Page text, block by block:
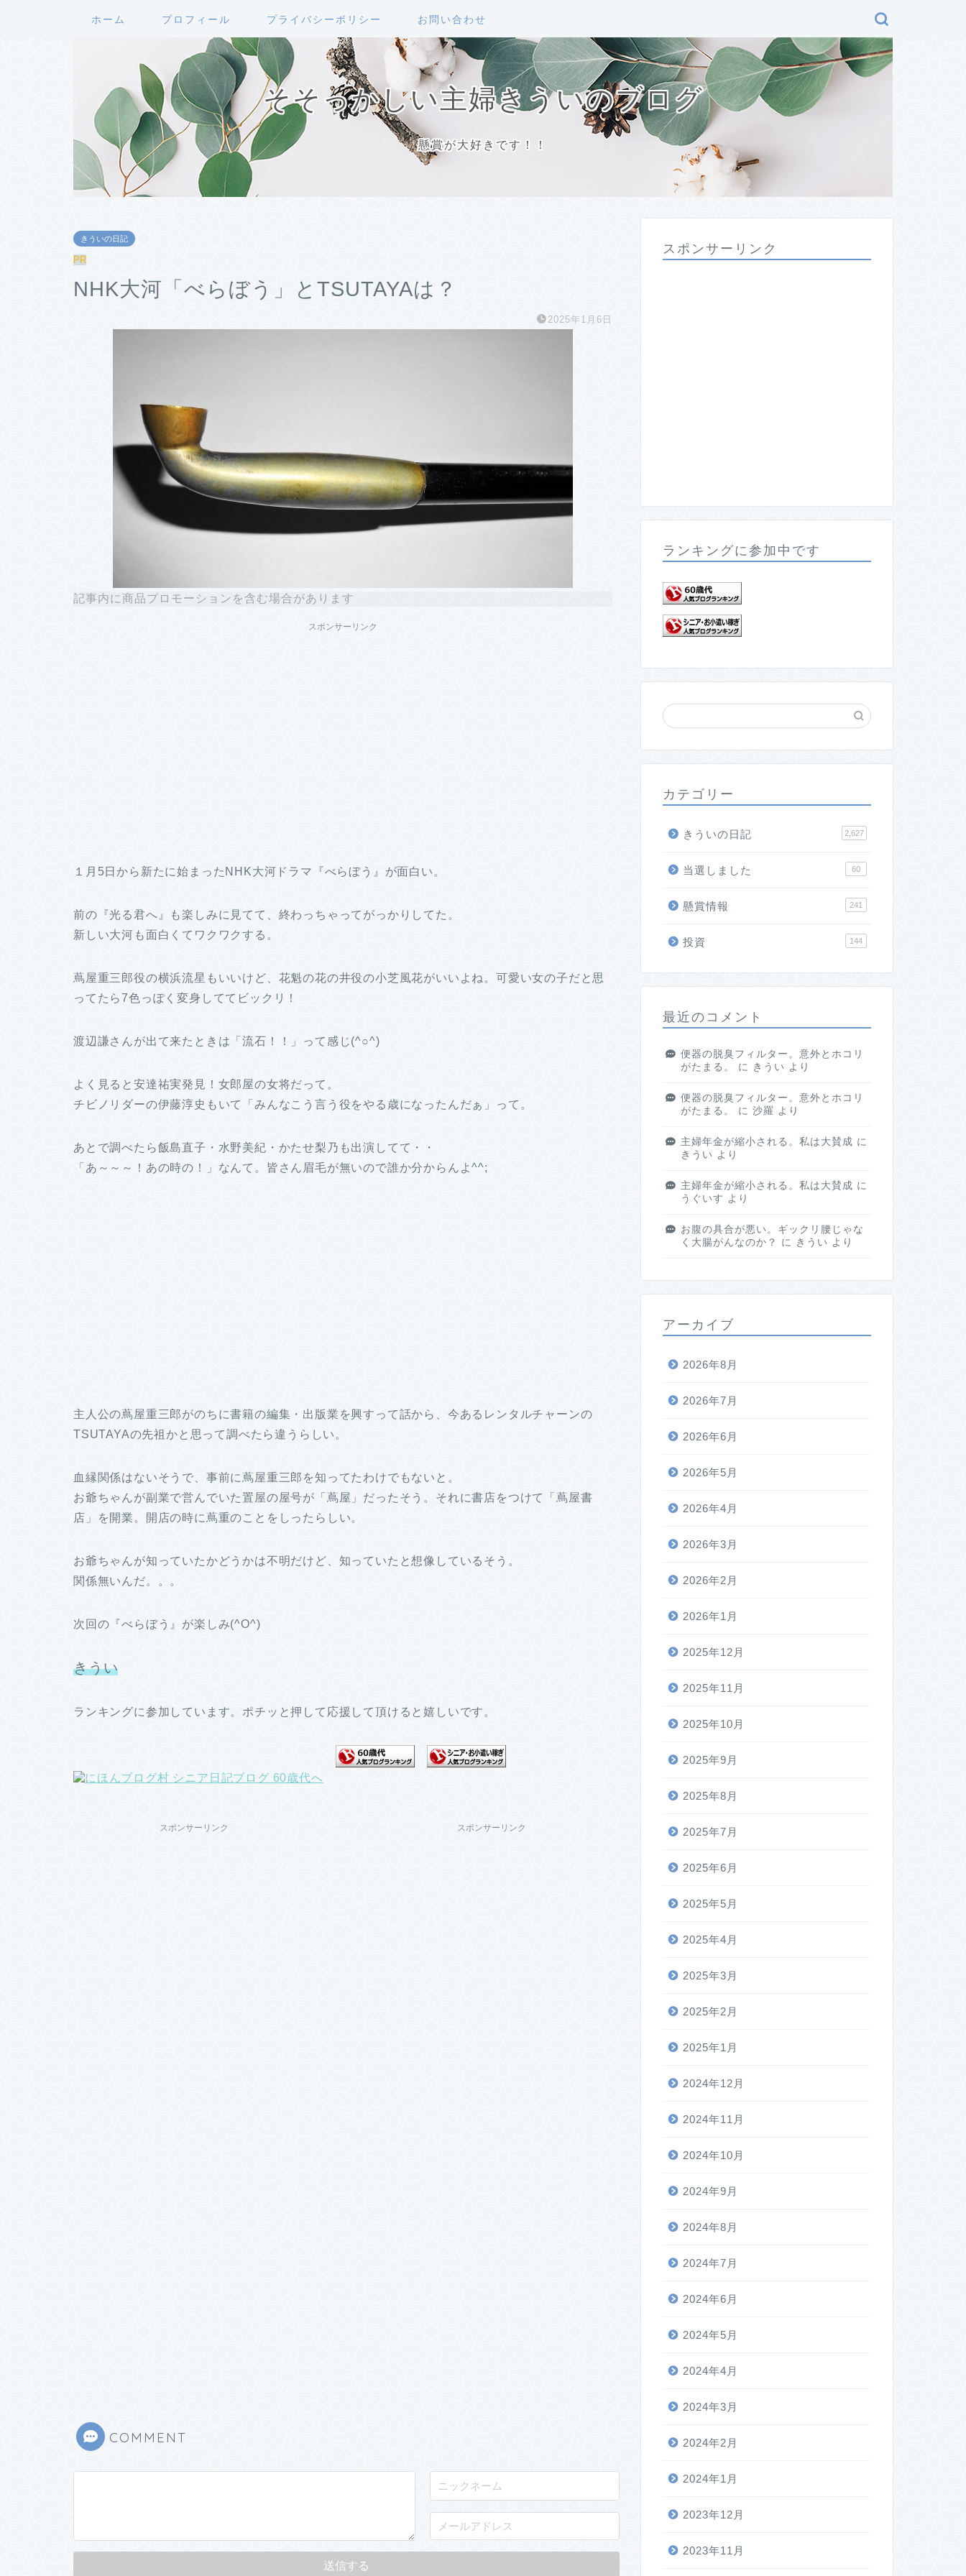
ホーム プロフィール プライバシーポリシー お問い合わせ
そそっかしい主婦きういのブログ
懸賞が大好きです！！
きういの日記
PR
NHK大河「べらぼう」とTSUTAYAは？
2025年1月6日
記事内に商品プロモーションを含む場合があります
スポンサーリンク
１月5日から新たに始まったNHK大河ドラマ『べらぼう』が面白い。
前の『光る君へ』も楽しみに見てて、終わっちゃってがっかりしてた。
新しい大河も面白くてワクワクする。
蔦屋重三郎役の横浜流星もいいけど、花魁の花の井役の小芝風花がいいよね。 可愛い女の子だと思
ってたら7色っぽく変身しててビックリ！
渡辺謙さんが出て来たときは「流石！！」って感じ(^○^)
よく見ると安達祐実発見！女郎屋の女将だって。
チビノリダーの伊藤淳史もいて「みんなこう言う役をやる歳になったんだぁ」って。
あとで調べたら飯島直子・水野美紀・かたせ梨乃も出演してて・・
「あ～～～！あの時の！」なんて。皆さん眉毛が無いので誰か分からんよ^^;
主人公の蔦屋重三郎がのちに書籍の編集・出版業を興すって話から、今あるレンタルチャーンの
TSUTAYAの先祖かと思って調べたら違うらしい。
血縁関係はないそうで、事前に蔦屋重三郎を知ってたわけでもないと。
お爺ちゃんが副業で営んでいた置屋の屋号が「蔦屋」だったそう。それに書店をつけて「蔦屋書
店」を開業。開店の時に蔦重のことをしったらしい。
お爺ちゃんが知っていたかどうかは不明だけど、知っていたと想像しているそう。
関係無いんだ。。。
次回の『べらぼう』が楽しみ(^O^)
きうい
ランキングに参加しています。ポチッと押して応援して頂けると嬉しいです。
スポンサーリンク スポンサーリンク
COMMENT
スポンサーリンク
ランキングに参加中です
カテゴリー
きういの日記 2,627
当選しました 60
懸賞情報 241
投資 144
最近のコメント
便器の脱臭フィルター。意外とホコリ
がたまる。
に きうい より
便器の脱臭フィルター。意外とホコリ
がたまる。
に 沙羅 より
主婦年金が縮小される。私は大賛成 に
きうい より
主婦年金が縮小される。私は大賛成 に
うぐいす より
お腹の具合が悪い。ギックリ腰じゃな
く大腸がんなのか？
に きうい より
アーカイブ
2026年8月
2026年7月
2026年6月
2026年5月
2026年4月
2026年3月
2026年2月
2026年1月
2025年12月
2025年11月
2025年10月
2025年9月
2025年8月
2025年7月
2025年6月
2025年5月
2025年4月
2025年3月
2025年2月
2025年1月
2024年12月
2024年11月
2024年10月
2024年9月
2024年8月
2024年7月
2024年6月
2024年5月
2024年4月
2024年3月
2024年2月
2024年1月
2023年12月
2023年11月